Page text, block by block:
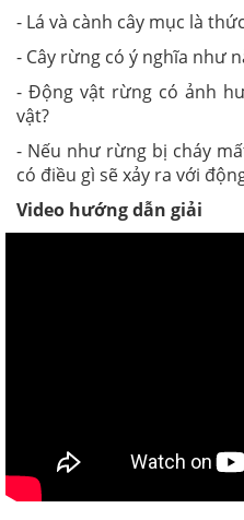
- Lá và cành cây mục là
- Cây rừng có ý nghĩa như
- Động vật rừng có ảnh
vật?
- Nếu như rừng bị cháy
có điều gì sẽ xảy ra với
Video hướng dẫn giải